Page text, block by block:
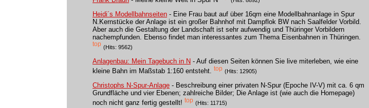
Heidi´s Modellbahnseiten - Eine Frau baut auf über 16qm eine Modellbahnanlage in Spur
N.Kernstücke der Anlage ist ein großer Bahnhof mit Dampflok BW nach Saalfelder Vorbild.
Aber auch die Gestaltung der Landschaft ist sehr aufwendig und Thüringer Vorbildern
nachempfunden. Ebenso findet man interessantes zum Thema Eisenbahnen in Thüringen.
top (Hits: 9562)
Anlagenbau: Mein Tagebuch in N - Auf diesen Seiten können Sie live miterleben, wie eine
kleine Bahn im Maßstab 1:160 entsteht. top (Hits: 12905)
Christophs N-Spur-Anlage - Beschreibung einer privaten N-Spur (Epoche IV-V) mit ca. 6 qm
Grundfläche und vier Ebenen; zahlreiche Bilder; Die Anlage ist (wie auch die Homepage)
noch nicht ganz fertig gestellt! top (Hits: 11715)